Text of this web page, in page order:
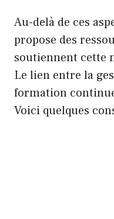
Au-delà de ces
propose des
soutiennent cette
Le lien entre la
formation
Voici quelques